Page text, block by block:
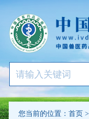
您当前的位置： 首页>